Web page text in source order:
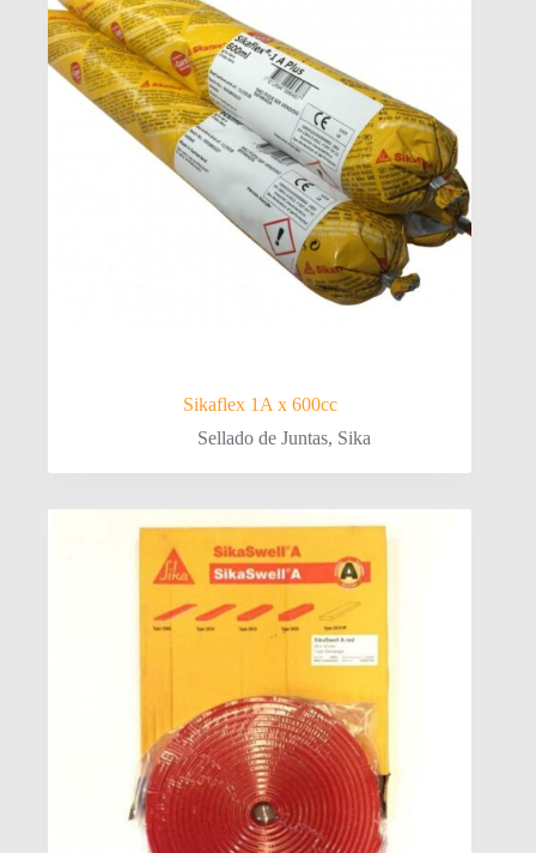
Sikaflex 1A x 600cc
Sellado de Juntas, Sika